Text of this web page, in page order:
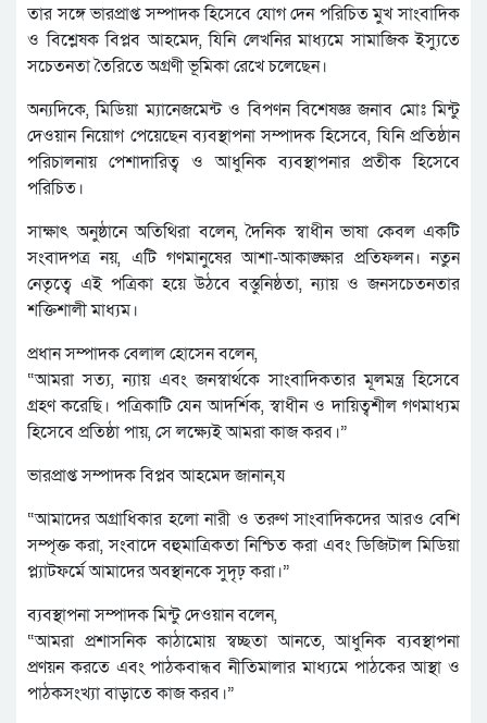
তার সঙ্গে ভারপ্রাপ্ত সম্পাদক হিসেবে যোগ দেন পরিচিত মুখ সাংবাদিক
ও বিশ্লেষক বিপ্লব আহমেদ, যিনি লেখনির মাধ্যমে সামাজিক ইস্যুতে
সচেতনতা তৈরিতে অগ্রণী ভূমিকা রেখে চলেছেন।
অন্যদিকে, মিডিয়া ম্যানেজমেন্ট ও বিপণন বিশেষজ্ঞ জনাব মোঃ মিন্টু
দেওয়ান নিয়োগ পেয়েছেন ব্যবস্থাপনা সম্পাদক হিসেবে, যিনি প্রতিষ্ঠান
পরিচালনায় পেশাদারিত্ব ও আধুনিক ব্যবস্থাপনার প্রতীক হিসেবে
পরিচিত।
সাক্ষাৎ অনুষ্ঠানে অতিথিরা বলেন, দৈনিক স্বাধীন ভাষা কেবল একটি
সংবাদপত্র নয়, এটি গণমানুষের আশা-আকাঙ্ক্ষার প্রতিফলন। নতুন
নেতৃত্বে এই পত্রিকা হয়ে উঠবে বস্তুনিষ্ঠতা, ন্যায় ও জনসচেতনতার
শক্তিশালী মাধ্যম।
প্রধান সম্পাদক বেলাল হোসেন বলেন,
“আমরা সত্য, ন্যায় এবং জনস্বার্থকে সাংবাদিকতার মূলমন্ত্র হিসেবে
গ্রহণ করেছি। পত্রিকাটি যেন আদর্শিক, স্বাধীন ও দায়িত্বশীল গণমাধ্যম
হিসেবে প্রতিষ্ঠা পায়, সে লক্ষ্যেই আমরা কাজ করব।”
ভারপ্রাপ্ত সম্পাদক বিপ্লব আহমেদ জানান,য
“আমাদের অগ্রাধিকার হলো নারী ও তরুণ সাংবাদিকদের আরও বেশি
সম্পৃক্ত করা, সংবাদে বহুমাত্রিকতা নিশ্চিত করা এবং ডিজিটাল মিডিয়া
প্ল্যাটফর্মে আমাদের অবস্থানকে সুদৃঢ় করা।”
ব্যবস্থাপনা সম্পাদক মিন্টু দেওয়ান বলেন,
“আমরা প্রশাসনিক কাঠামোয় স্বচ্ছতা আনতে, আধুনিক ব্যবস্থাপনা
প্রণয়ন করতে এবং পাঠকবান্ধব নীতিমালার মাধ্যমে পাঠকের আস্থা ও
পাঠকসংখ্যা বাড়াতে কাজ করব।”